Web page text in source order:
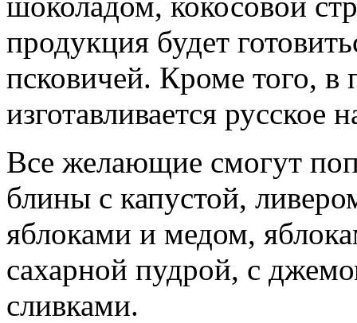
продукция будет
псковичей. Кроме того, в
изготавливается
Все желающие смогут
блины с капустой,
яблоками и медом,
сахарной пудрой, с
сливками.